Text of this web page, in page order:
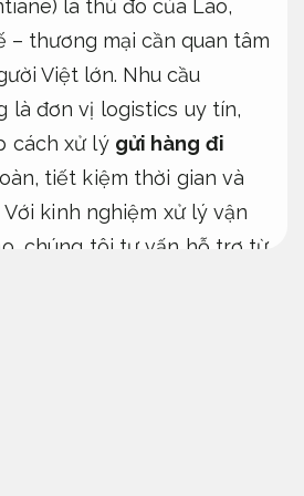
là thủ đô của Lào,
– thương mại cần quan tâm
Việt lớn. Nhu cầu
là đơn vị logistics uy tín,
cách xử lý gửi hàng đi
tiết kiệm thời gian và
kinh nghiệm xử lý vận
chúng tôi tư vấn hỗ trợ từ